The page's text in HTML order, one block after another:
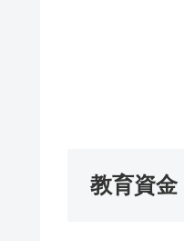
教育資金